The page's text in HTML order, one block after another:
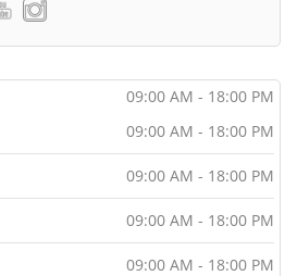
09:00 AM - 18:00 PM
09:00 AM - 18:00 PM
09:00 AM - 18:00 PM
09:00 AM - 18:00 PM
09:00 AM - 18:00 PM